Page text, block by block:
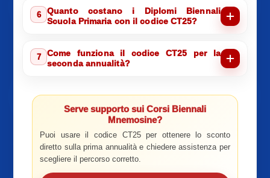
6
Quanto costano i Diplomi Biennali
Scuola Primaria con il codice CT25?
7
Come funziona il codice CT25 per la
seconda annualità?
Serve supporto sui Corsi Biennali
Mnemosine?
Puoi usare il codice CT25 per ottenere lo sconto
diretto sulla prima annualità e chiedere assistenza per
scegliere il percorso corretto.